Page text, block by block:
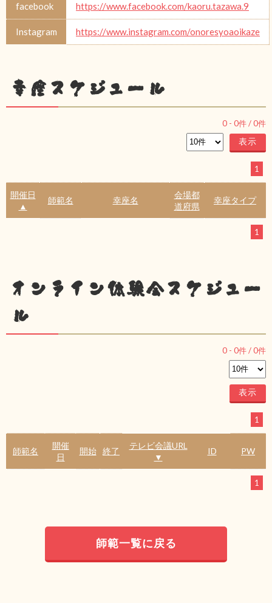
facebook https://www.facebook.com/kaoru.tazawa.9
Instagram https://www.instagram.com/onoresyoaoikaze
幸座スケジュール
0 - 0件 /0件
1
開催日
▲
師範名 幸座名
会場都
道府県
幸座タイプ
1
オンライン体験会スケジュー
ル
0 - 0件 /0件
1
師範名
開催
日
開始 終了
テレビ会議URL
▼
ID PW
1
師範一覧に戻る